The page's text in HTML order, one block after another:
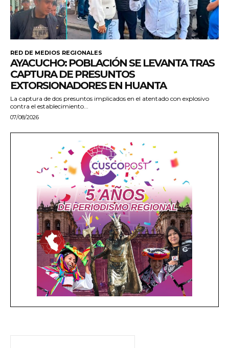
RED DE MEDIOS REGIONALES
AYACUCHO: POBLACIÓN SE LEVANTA TRAS
CAPTURA DE PRESUNTOS
EXTORSIONADORES EN HUANTA
La captura de dos presuntos implicados en el atentado con explosivo
contra el establecimiento...
07/08/2026